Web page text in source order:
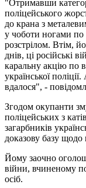
"Отримавши
поліцейського
до крана з
у чоботи ногами по
розстрілом. Втім,
днів, ці російські
каральну акцію по
української
вдалося", -
Згодом окупанти
поліцейських з
загарбників
доказову базу
Йому заочно
війни, вчиненому
осіб.